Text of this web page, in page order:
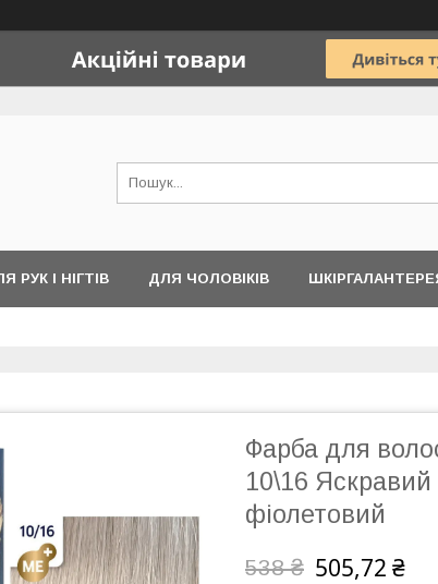
РУК І НІГТІВ ДЛЯ ЧОЛОВІКІВ
Фарба для
10\16
фіолетовий
538 ₴ 505,72 ₴